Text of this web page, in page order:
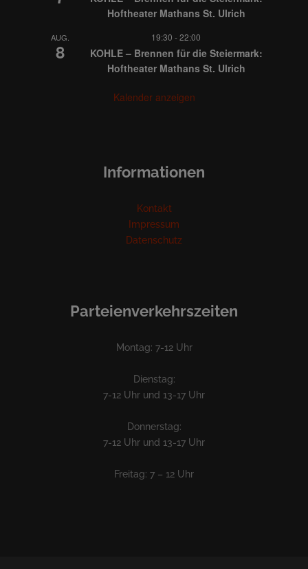
Hoftheater Mathans St. Ulrich
AUG.
8
19:30 -22:00
KOHLE – Brennen für die Steiermark:
Hoftheater Mathans St. Ulrich
Kalender anzeigen
Informationen
Kontakt
Impressum
Datenschutz
Parteienverkehrszeiten
Montag: 7-12 Uhr
Dienstag:
7-12 Uhr und 13-17 Uhr
Donnerstag:
7-12 Uhr und 13-17 Uhr
Freitag: 7 – 12 Uhr